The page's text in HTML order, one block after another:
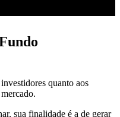
quanto aos
sua finalidade é a de gerar